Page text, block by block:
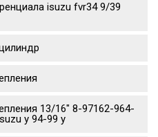
isuzu fvr34 9/39
13/16" 8-97162-964-
y 94-99 y